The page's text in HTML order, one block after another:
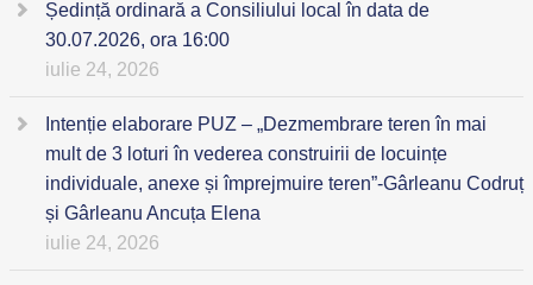
Ședință ordinară a Consiliului local în data de
30.07.2026, ora 16:00
iulie 24, 2026
Intenție elaborare PUZ – „Dezmembrare teren în mai
mult de 3 loturi în vederea construirii de locuințe
individuale, anexe și împrejmuire teren”-Gârleanu Codruț
și Gârleanu Ancuța Elena
iulie 24, 2026